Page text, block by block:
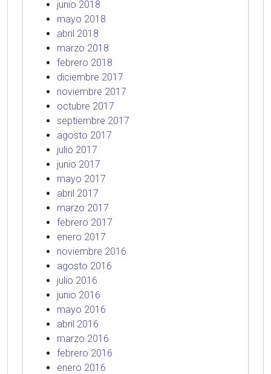
junio 2018
mayo 2018
abril 2018
marzo 2018
febrero 2018
diciembre 2017
noviembre 2017
octubre 2017
septiembre 2017
agosto 2017
julio 2017
junio 2017
mayo 2017
abril 2017
marzo 2017
febrero 2017
enero 2017
noviembre 2016
agosto 2016
julio 2016
junio 2016
mayo 2016
abril 2016
marzo 2016
febrero 2016
enero 2016